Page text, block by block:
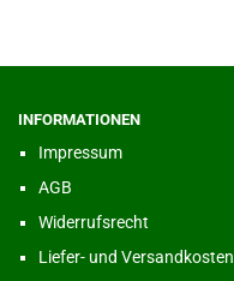
INFORMATIONEN
Impressum
AGB
Widerrufsrecht
Liefer- und Versandkosten